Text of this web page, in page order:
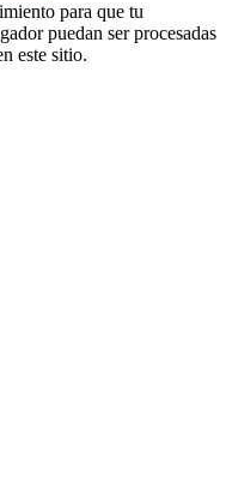
para que tu
puedan ser procesadas
este sitio.